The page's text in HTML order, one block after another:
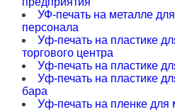
УФ-печать на металле
персонала
Уф-печать на пластике
торгового центра
Уф-печать на пластике
Уф-печать на пластике
бара
Уф-печать на пленке для